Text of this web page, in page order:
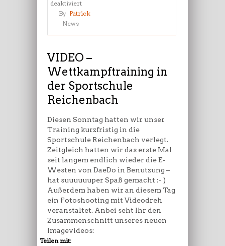
deaktiviertfür
VIDEO
Wettkampftraining
der
Sportschule
Reichenbach
By Patrick
News
VIDEO –
Wettkampftraining in
der Sportschule
Reichenbach
Diesen Sonntag hatten wir unser
Training kurzfristig in die
Sportschule Reichenbach verlegt.
Zeitgleich hatten wir das erste Mal
seit langem endlich wieder die E-
Westen von DaeDo in Benutzung –
hat suuuuuuper Spaß gemacht :- )
Außerdem haben wir an diesem Tag
ein Fotoshooting mit Videodreh
veranstaltet. Anbei seht Ihr den
Zusammenschnitt unseres neuen
Imagevideos:
Teilen mit: